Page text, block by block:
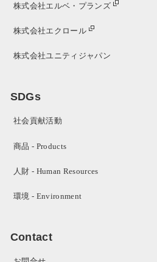
株式会社エルベ・プランズ
株式会社エクロール
株式会社ユニティジャパン
SDGs
社会貢献活動
商品 - Products
人財 - Human Resources
環境 - Environment
Contact